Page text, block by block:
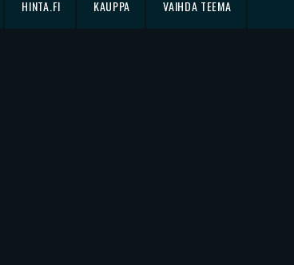
HINTA.FI KAUPPA VAIHDA TEEMA